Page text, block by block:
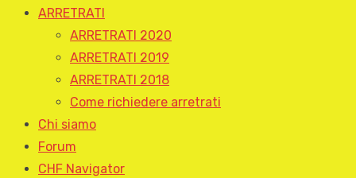
ARRETRATI
ARRETRATI 2020
ARRETRATI 2019
ARRETRATI 2018
Come richiedere arretrati
Chi siamo
Forum
CHF Navigator